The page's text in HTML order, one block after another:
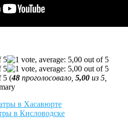
(48 проголосовало, 5,00 из 5,
в Хасавюрте
в Кисловодске